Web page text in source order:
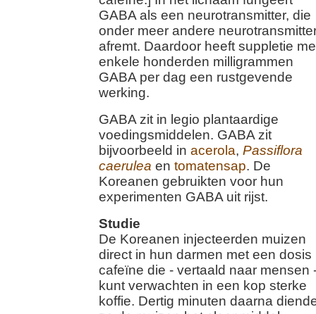
GABA als een neurotransmitter, die
onder meer andere
afremt. Daardoor heeft suppletie
enkele honderden milligrammen
GABA per dag een rustgevende
werking.
GABA zit in legio plantaardige
voedingsmiddelen. GABA zit
bijvoorbeeld in acerola, Passiflora
caerulea en tomatensap. De
Koreanen gebruikten voor hun
experimenten GABA uit rijst.
Studie
De Koreanen injecteerden muizen
direct in hun darmen met een dosis
cafeïne die - vertaald naar mensen
kunt verwachten in een kop sterke
koffie. Dertig minuten daarna